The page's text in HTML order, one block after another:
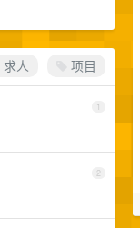
求人 项目
1
2